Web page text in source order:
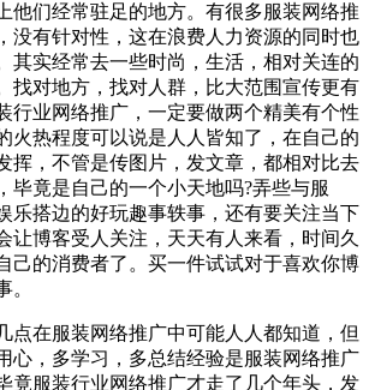
他们经常驻足的地方。有很多服装网络推
没有针对性，这在浪费人力资源的同时也
其实经常去一些时尚，生活，相对关连的
找对地方，找对人群，比大范围宣传更有
行业网络推广，一定要做两个精美有个性
火热程度可以说是人人皆知了，在自己的
挥，不管是传图片，发文章，都相对比去
毕竟是自己的一个小天地吗?弄些与服
乐搭边的好玩趣事轶事，还有要关注当下
让博客受人关注，天天有人来看，时间久
己的消费者了。买一件试试对于喜欢你博
。
在服装网络推广中可能人人都知道，但
心，多学习，多总结经验是服装网络推广
竟服装行业网络推广才走了几个年头，发